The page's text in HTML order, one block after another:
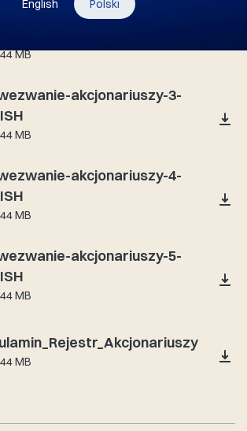
English Polski
wezwanie-akcjonariuszy-2-
MB
akcjonariuszy-3-
MB
akcjonariuszy-4-
MB
akcjonariuszy-5-
MB
MB